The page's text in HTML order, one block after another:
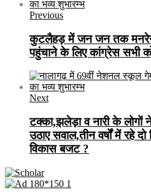
Previous
कुटलैहड़ में जन जन तक
पहुंचाने के लिए कांग्रेस सभी
Next
टक्का,झलेड़ा व नारी के लोगों
उठाए सवाल,तीन वर्षों में रहे
विकास बजट ?